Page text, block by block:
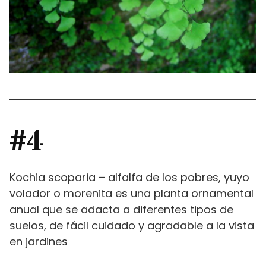
#4
Kochia scoparia – alfalfa de los pobres, yuyo
volador o morenita es una planta ornamental
anual que se adacta a diferentes tipos de
suelos, de fácil cuidado y agradable a la vista
en jardines